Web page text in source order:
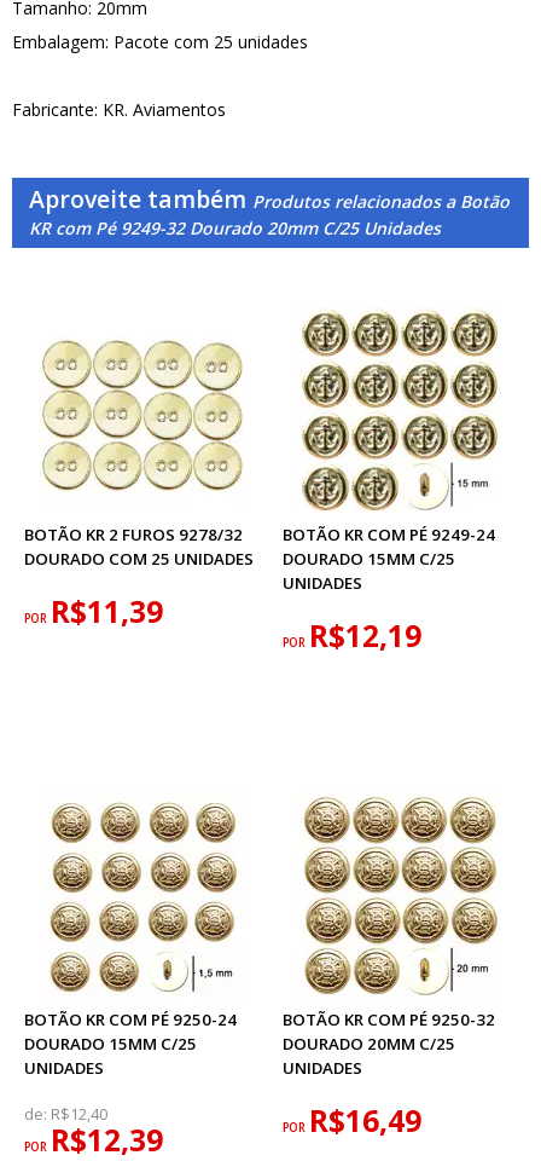
Tamanho: 20mm
Embalagem: Pacote com 25 unidades
Fabricante: KR. Aviamentos
Aproveite também Produtos relacionados a Botão
KR com Pé 9249-32 Dourado 20mm C/25 Unidades
BOTÃO KR 2 FUROS 9278/32
DOURADO COM 25 UNIDADES
POR R$11,39
BOTÃO KR COM PÉ 9249-24
DOURADO 15MM C/25
UNIDADES
POR R$12,19
BOTÃO KR COM PÉ 9250-24
DOURADO 15MM C/25
UNIDADES
de: R$12,40
POR R$12,39
BOTÃO KR COM PÉ 9250-32
DOURADO 20MM C/25
UNIDADES
POR R$16,49